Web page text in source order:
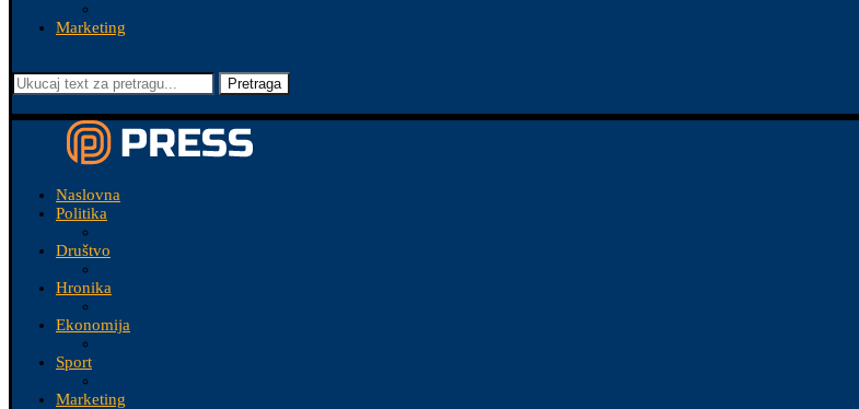
Marketing
Pretraga
Naslovna
Politika
Društvo
Hronika
Ekonomija
Sport
Marketing